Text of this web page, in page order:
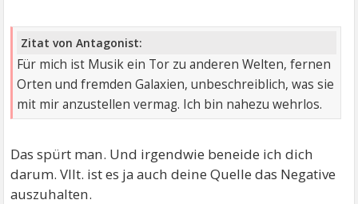
Zitat von Antagonist:
Für mich ist Musik ein Tor zu anderen Welten, fernen
Orten und fremden Galaxien, unbeschreiblich, was sie
mit mir anzustellen vermag. Ich bin nahezu wehrlos.
Das spürt man. Und irgendwie beneide ich dich
darum. Vllt. ist es ja auch deine Quelle das Negative
auszuhalten.